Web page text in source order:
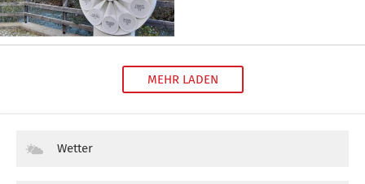
MEHR LADEN
Wetter